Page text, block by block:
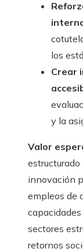
los
Crear
y la
Valor
innovación
empleos de
sectores
retornos